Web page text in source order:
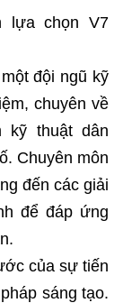
lựa chọn V7
đội ngũ kỹ
chuyên về
kỹ thuật dân
Chuyên môn
đến các giải
để đáp ứng
của sự tiến
sáng tạo.